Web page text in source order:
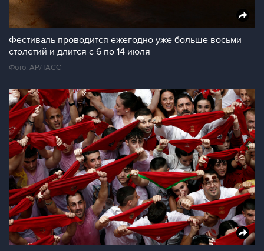
Фестиваль проводится ежегодно уже больше восьми
столетий и длится с 6 по 14 июля
Фото: АР/ТАСС